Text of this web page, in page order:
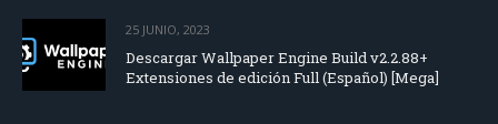
25 JUNIO, 2023
Descargar Wallpaper Engine Build v2.2.88+
Extensiones de edición Full (Español) [Mega]